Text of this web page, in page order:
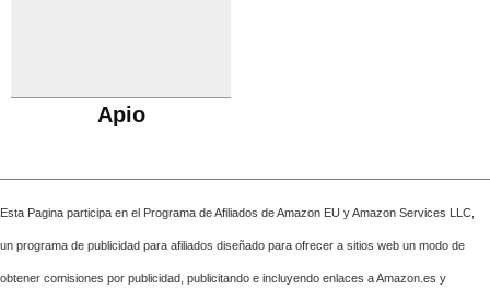
Apio
Esta Pagina participa en el Programa de Afiliados de Amazon EU y Amazon Services LLC,
un programa de publicidad para afiliados diseñado para ofrecer a sitios web un modo de
obtener comisiones por publicidad, publicitando e incluyendo enlaces a Amazon.es y